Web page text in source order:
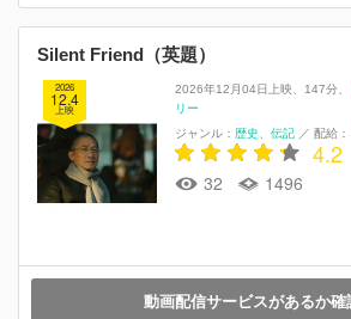
Silent Friend（英題）
2026
12.4
上映
2026年12月04日上映 147分
リー
ジャンル： 歴史 伝記 ／ 配給：
4.2
32 1496
動画配信サービスがあるか確